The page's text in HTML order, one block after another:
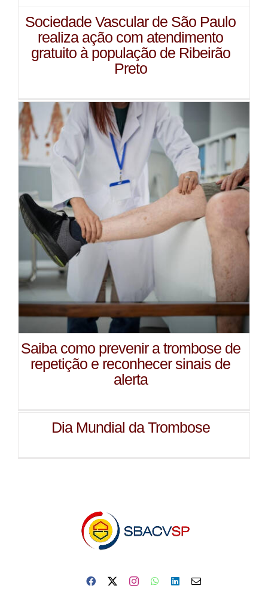
Sociedade Vascular de São Paulo
realiza ação com atendimento
gratuito à população de Ribeirão
Preto
Saiba como prevenir a trombose de
repetição e reconhecer sinais de
alerta
Dia Mundial da Trombose